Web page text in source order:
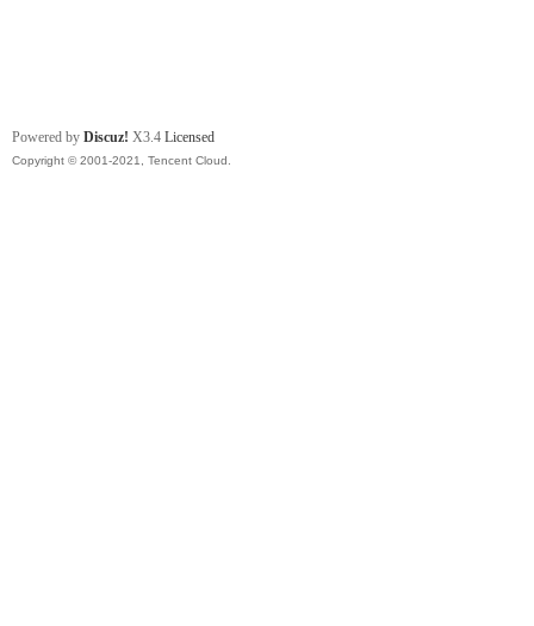
Powered by Discuz! X3.4 Licensed
Copyright © 2001-2021, Tencent Cloud.